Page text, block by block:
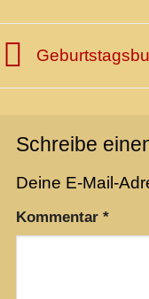
Schreibe
Deine E-Mail-
Kommentar *